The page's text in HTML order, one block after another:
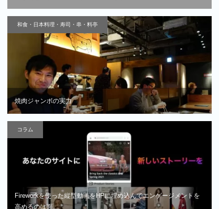
和食・日本料理・寿司・串・料亭
焼肉ジャンボの実力
コラム
Fireworkを使った縦型動画をHPに埋め込んでエンゲージメントを
高めるのは面…